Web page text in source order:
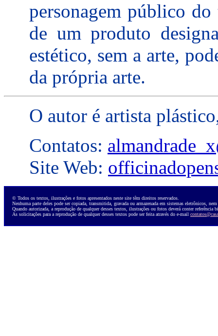
personagem público
de um produto
estético, sem a arte,
da própria arte.
O autor é artista
Contatos:
Site Web:
© Todos os textos, ilustrações e fotos apresentados neste site têm direitos reservados.
Nenhuma parte deles pode ser copiada, transmitida, gravada ou armazenada em sistemas eletrônicos,
Quando autorizada, a reprodução de qualquer desses textos, ilustrações ou fotos deverá conter
As solicitações para a reprodução de qualquer desses textos pode ser feita através do e-mail